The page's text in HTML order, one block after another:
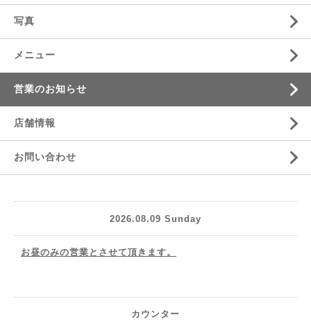
写真
メニュー
営業のお知らせ
店舗情報
お問い合わせ
2026.08.09 Sunday
お昼のみの営業とさせて頂きます。
カウンター